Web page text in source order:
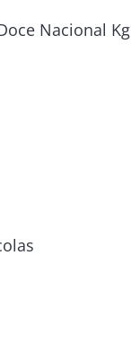
Nacional Kg